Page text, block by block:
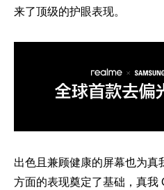
来了顶级的护眼表现。
出色且兼顾健康的屏幕也为真
方面的表现奠定了基础，真我